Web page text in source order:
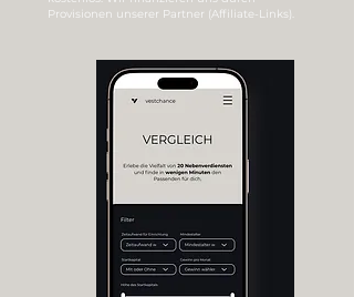
Provisionen unserer Partner (Affiliate-Links).